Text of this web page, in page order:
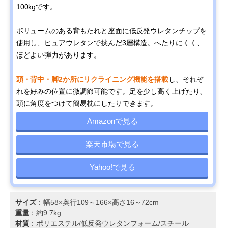
100kgです。
ボリュームのある背もたれと座面に低反発ウレタンチップを
使用し、ピュアウレタンで挟んだ3層構造。へたりにくく、
ほどよい弾力があります。
頭・背中・脚2か所にリクライニング機能を搭載し、それぞ
れを好みの位置に微調節可能です。足を少し高く上げたり、
頭に角度をつけて簡易枕にしたりできます。
Amazonで見る
楽天市場で見る
Yahoo!で見る
サイズ：幅58×奥行109～166×高さ16～72cm
重量 ：約9.7kg
材質 ：ポリエステル/低反発ウレタンフォーム/スチール